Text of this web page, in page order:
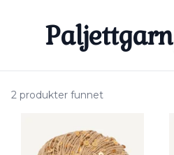
Paljettgarn
2 produkter funnet